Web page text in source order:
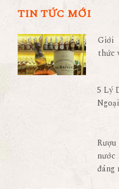
TIN TỨC MỚI
Giới
thức
5 Lý
đáng